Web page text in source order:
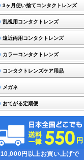
3ヶ月使い捨てコンタクトレンズ
乱視用コンタクトレンズ
遠近両用コンタクトレンズ
カラーコンタクトレンズ
コンタクトレンズケア用品
メガネ
おてがる定期便
10,000円以上お買い上げで